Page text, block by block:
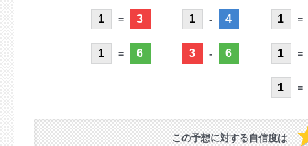
1 = 3
1 = 6
1 - 4
3 - 6
1 =
1 =
1 =
この予想に対する自信度は